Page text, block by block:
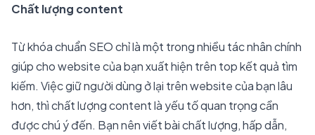
Chất lượng content
Từ khóa chuẩn SEO chỉ là một trong nhiều tác nhân chính
giúp cho website của bạn xuất hiện trên top kết quả tìm
kiếm. Việc giữ người dùng ở lại trên website của bạn lâu
hơn, thì chất lượng content là yếu tố quan trọng cần
được chú ý đến. Bạn nên viết bài chất lượng, hấp dẫn,